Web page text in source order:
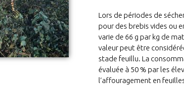
Lors de périodes de
pour des brebis vides ou
varie de 66 g par kg de
valeur peut être
stade feuillu. La
évaluée à 50 % par les
l’affouragement en